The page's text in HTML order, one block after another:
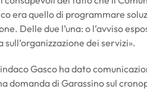
era quello di programmare
Delle due l’una: o l’avviso
dei servizi».
Gasco ha dato
domanda di Garassino sul